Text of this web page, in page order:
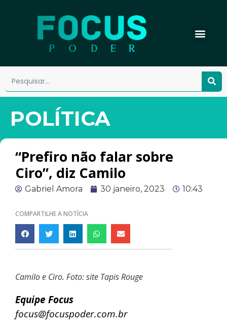
POLÍTICA
“Prefiro não falar sobre
Ciro”, diz Camilo
Gabriel Amora 30 janeiro, 2023 10:43
COMPARTILHE A NOTÍCIA
Camilo e Ciro. Foto: site Tapis Rouge
Equipe Focus
focus@focuspoder.com.br